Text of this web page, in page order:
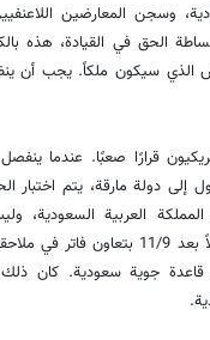
وسجن المعارضين
الحق في القيادة، هذه
الذي سيكون ملكاً. يجب أن
قرارًا صعبًا. عندما
إلى دولة مارقة، يتم
العربية
شخصيا. واجهنا تحدياً مماثلاً بعد 11/9
جوية سعودية. كان